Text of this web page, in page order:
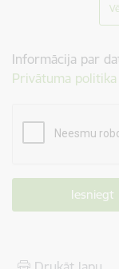
Informācija par
Privātuma politika